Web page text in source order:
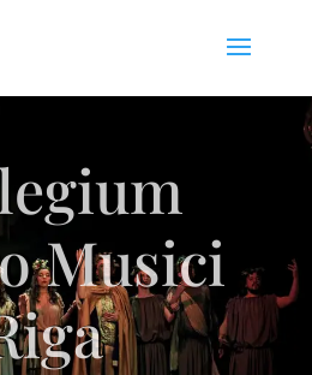
Musici